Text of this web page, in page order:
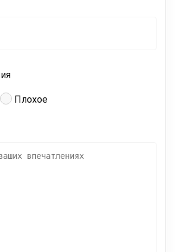
Плохое